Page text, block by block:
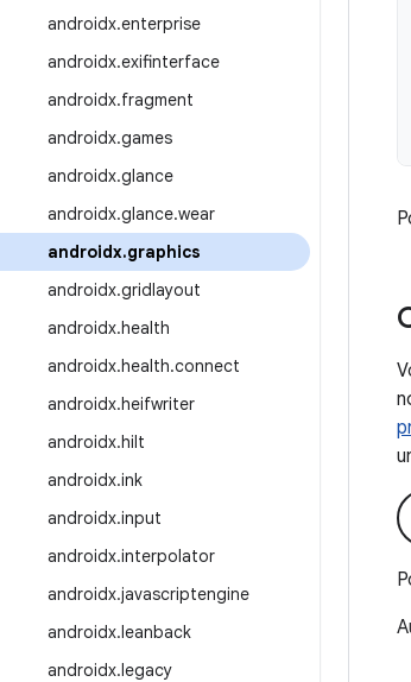
androidx.enterprise
androidx.exifinterface
androidx.fragment
androidx.games
androidx.glance
androidx.glance.wear
androidx.graphics
androidx.gridlayout
androidx.health
androidx.health.connect
androidx.heifwriter
androidx.hilt
androidx.ink
androidx.input
androidx.interpolator
androidx.javascriptengine
androidx.leanback
androidx.legacy